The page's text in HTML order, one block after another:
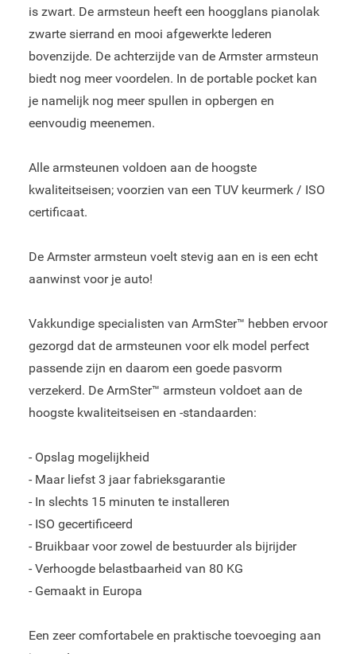
is zwart. De armsteun heeft een hoogglans pianolak
zwarte sierrand en mooi afgewerkte lederen
bovenzijde. De achterzijde van de Armster armsteun
biedt nog meer voordelen. In de portable pocket kan
je namelijk nog meer spullen in opbergen en
eenvoudig meenemen.
Alle armsteunen voldoen aan de hoogste
kwaliteitseisen; voorzien van een TUV keurmerk / ISO
certificaat.
De Armster armsteun voelt stevig aan en is een echt
aanwinst voor je auto!
Vakkundige specialisten van ArmSter™ hebben ervoor
gezorgd dat de armsteunen voor elk model perfect
passende zijn en daarom een goede pasvorm
verzekerd. De ArmSter™ armsteun voldoet aan de
hoogste kwaliteitseisen en -standaarden:
- Opslag mogelijkheid
- Maar liefst 3 jaar fabrieksgarantie
- In slechts 15 minuten te installeren
- ISO gecertificeerd
- Bruikbaar voor zowel de bestuurder als bijrijder
- Verhoogde belastbaarheid van 80 KG
- Gemaakt in Europa
Een zeer comfortabele en praktische toevoeging aan